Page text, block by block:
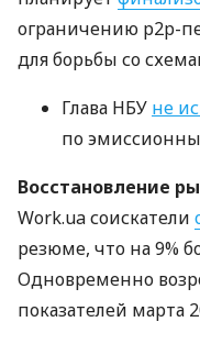
ограничению p2p-
для борьбы со
Глава НБУ не
по
Восстановление
Work.ua соискатели
резюме, что на 9%
Одновременно
показателей марта